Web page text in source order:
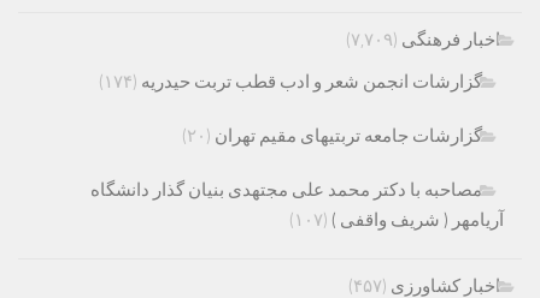
اخبار فرهنگی (۷,۷۰۹)
گزارشات انجمن شعر و ادب قطب تربت حیدریه (۱۷۴)
گزارشات جامعه تربتیهای مقیم تهران (۲۰)
مصاحبه با دکتر محمد علی مجتهدی بنیان گذار دانشگاه
آریامهر ( شریف واقفی ) (۱۰۷)
اخبار کشاورزی (۴۵۷)